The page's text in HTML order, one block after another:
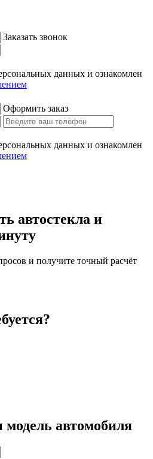
Заказать звонок
данных и ознакомлен
Оформить заказ
данных и ознакомлен
автостекла и
и получите точный расчёт
автомобиля